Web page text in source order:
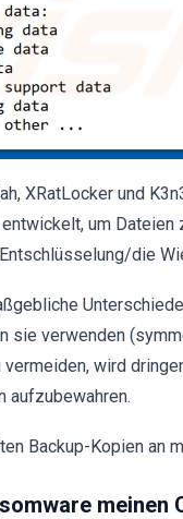
XRatLocker und
um
die
sie verwenden
wird
aufzubewahren.
Backup-Kopien an
meinen